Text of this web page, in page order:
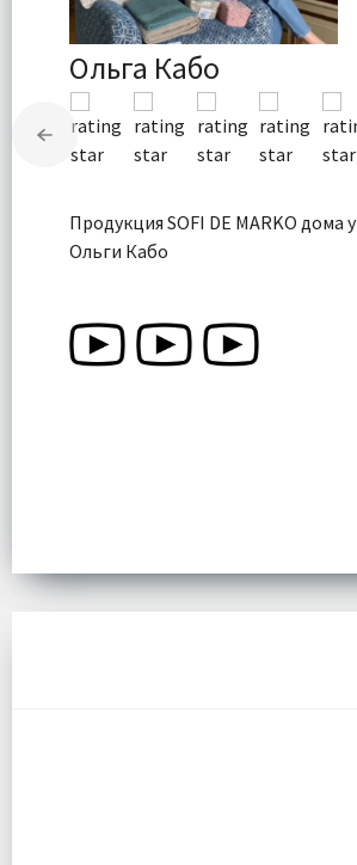
Ольга Кабо
Продукция SOFI DE MARKO дома у
Ольги Кабо